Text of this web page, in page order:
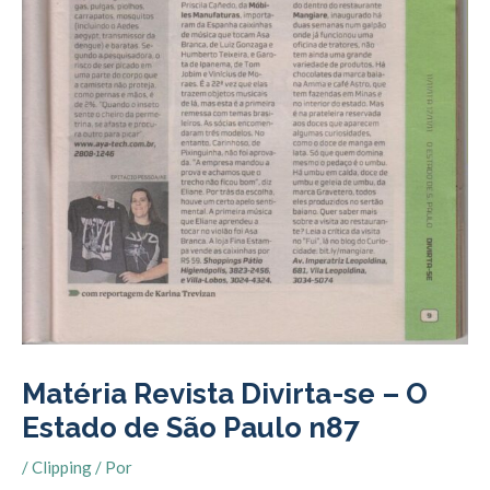
Matéria Revista Divirta-se – O
Estado de São Paulo n87
/Clipping / Por